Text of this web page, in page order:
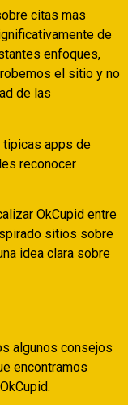
citas mas
de
enfoques,
el sitio y no
de las
tipicas apps de
reconocer
OkCupid entre
sitios sobre
idea clara sobre
algunos consejos
encontramos